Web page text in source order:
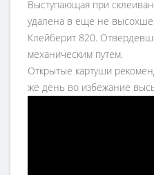
Выступающая при
удалена в еще не
Клейберит 820.
механическим путем.
Открытые картуши
же день во избежание